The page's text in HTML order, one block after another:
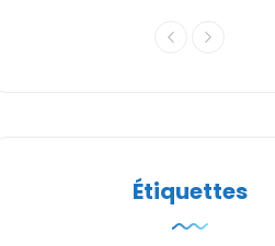
Étiquettes